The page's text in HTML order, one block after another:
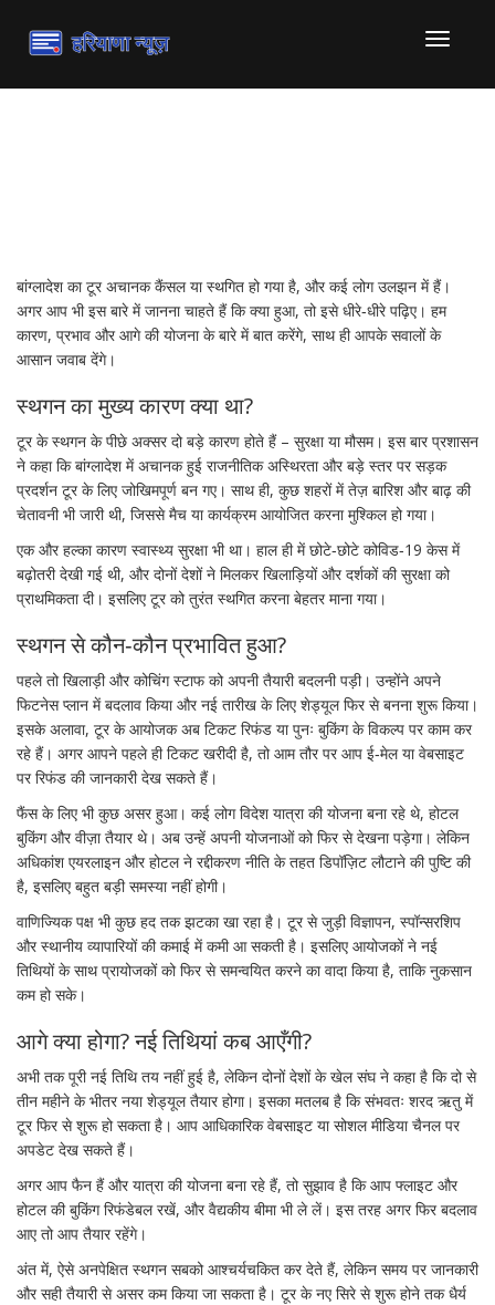
टॉगल
संचालित
बांग्लादेश का टूर अचानक कैंसल या स्थगित हो गया है, और कई लोग उलझन में हैं।
अगर आप भी इस बारे में जानना चाहते हैं कि क्या हुआ, तो इसे धीरे‑धीरे पढ़िए। हम
कारण, प्रभाव और आगे की योजना के बारे में बात करेंगे, साथ ही आपके सवालों के
आसान जवाब देंगे।
स्थगन का मुख्य कारण क्या था?
टूर के स्थगन के पीछे अक्सर दो बड़े कारण होते हैं – सुरक्षा या मौसम। इस बार प्रशासन
ने कहा कि बांग्लादेश में अचानक हुई राजनीतिक अस्थिरता और बड़े स्तर पर सड़क
प्रदर्शन टूर के लिए जोखिमपूर्ण बन गए। साथ ही, कुछ शहरों में तेज़ बारिश और बाढ़ की
चेतावनी भी जारी थी, जिससे मैच या कार्यक्रम आयोजित करना मुश्किल हो गया।
एक और हल्का कारण स्वास्थ्य सुरक्षा भी था। हाल ही में छोटे‑छोटे कोविड‑19 केस में
बढ़ोतरी देखी गई थी, और दोनों देशों ने मिलकर खिलाड़ियों और दर्शकों की सुरक्षा को
प्राथमिकता दी। इसलिए टूर को तुरंत स्थगित करना बेहतर माना गया।
स्थगन से कौन‑कौन प्रभावित हुआ?
पहले तो खिलाड़ी और कोचिंग स्टाफ को अपनी तैयारी बदलनी पड़ी। उन्होंने अपने
फिटनेस प्लान में बदलाव किया और नई तारीख के लिए शेड्यूल फिर से बनना शुरू किया।
इसके अलावा, टूर के आयोजक अब टिकट रिफंड या पुनः बुकिंग के विकल्प पर काम कर
रहे हैं। अगर आपने पहले ही टिकट खरीदी है, तो आम तौर पर आप ई‑मेल या वेबसाइट
पर रिफंड की जानकारी देख सकते हैं।
फैंस के लिए भी कुछ असर हुआ। कई लोग विदेश यात्रा की योजना बना रहे थे, होटल
बुकिंग और वीज़ा तैयार थे। अब उन्हें अपनी योजनाओं को फिर से देखना पड़ेगा। लेकिन
अधिकांश एयरलाइन और होटल ने रद्दीकरण नीति के तहत डिपॉज़िट लौटाने की पुष्टि की
है, इसलिए बहुत बड़ी समस्या नहीं होगी।
वाणिज्यिक पक्ष भी कुछ हद तक झटका खा रहा है। टूर से जुड़ी विज्ञापन, स्पॉन्सरशिप
और स्थानीय व्यापारियों की कमाई में कमी आ सकती है। इसलिए आयोजकों ने नई
तिथियों के साथ प्रायोजकों को फिर से समन्वयित करने का वादा किया है, ताकि नुकसान
कम हो सके।
आगे क्या होगा? नई तिथियां कब आएँगी?
अभी तक पूरी नई तिथि तय नहीं हुई है, लेकिन दोनों देशों के खेल संघ ने कहा है कि दो से
तीन महीने के भीतर नया शेड्यूल तैयार होगा। इसका मतलब है कि संभवतः शरद ऋतु में
टूर फिर से शुरू हो सकता है। आप आधिकारिक वेबसाइट या सोशल मीडिया चैनल पर
अपडेट देख सकते हैं।
अगर आप फैन हैं और यात्रा की योजना बना रहे हैं, तो सुझाव है कि आप फ्लाइट और
होटल की बुकिंग रिफंडेबल रखें, और वैद्यकीय बीमा भी ले लें। इस तरह अगर फिर बदलाव
आए तो आप तैयार रहेंगे।
अंत में, ऐसे अनपेक्षित स्थगन सबको आश्चर्यचकित कर देते हैं, लेकिन समय पर जानकारी
और सही तैयारी से असर कम किया जा सकता है। टूर के नए सिरे से शुरू होने तक धैर्य